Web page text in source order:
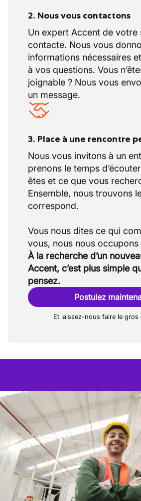
2. Nous vous contactons
Un expert Accent de votre
contacte. Nous vous
informations nécessaires
à vos questions. Vous
joignable ? Nous vous
un message.
3. Place à une rencontre
Nous vous invitons à un
prenons le temps
êtes et ce que vous
Ensemble, nous trouvons
correspond.
Vous nous dites ce qui
À la recherche d’un
Accent, c’est plus simple
pensez.
Postulez
Et laissez-nous faire le gros